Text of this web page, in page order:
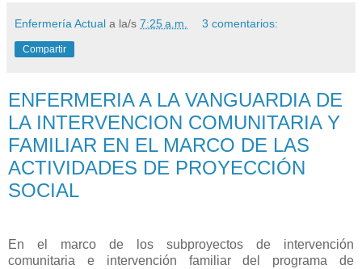
Enfermería Actual a la/s 7:25 a.m. 3 comentarios:
Compartir
ENFERMERIA A LA VANGUARDIA DE
LA INTERVENCION COMUNITARIA Y
FAMILIAR EN EL MARCO DE LAS
ACTIVIDADES DE PROYECCIÓN
SOCIAL
En el marco de los subproyectos de intervención
comunitaria e intervención familiar del programa de